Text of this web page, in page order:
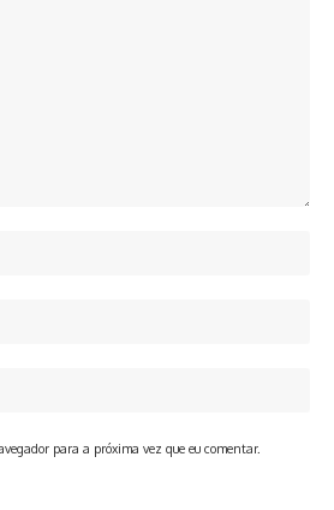
para a próxima vez que eu comentar.